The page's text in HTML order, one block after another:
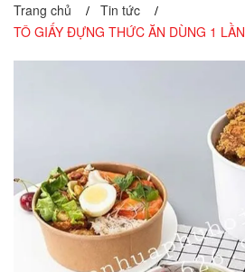
Trang chủ / Tin tức /
TÔ GIẤY ĐỰNG THỨC ĂN DÙNG 1 LẦN